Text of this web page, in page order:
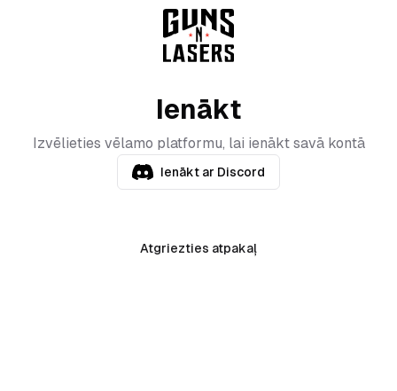
Ienākt
Izvēlieties vēlamo platformu, lai ienākt savā kontā
Ienākt ar Discord
Atgriezties atpakaļ